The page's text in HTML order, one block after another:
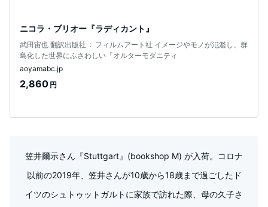
ニコラ・ブリオー『ラディカント』
武田宙也 翻訳出版社 ‏ : ‎ フィルムアート社 イメージやモノが氾濫し、群
島化した世界にふさわしい「オルターモダニティ
aoyamabc.jp
2,860 円
笠井爾示さん『Stuttgart』(bookshop M) が入荷。コロナ
以前の2019年、笠井さんが10歳から18歳まで過ごしたド
イツのシュトゥットガルトに家族で訪れた際、母の久子さ